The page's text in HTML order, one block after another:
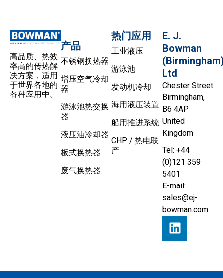
高品质、热效
率高的传热解
决方案，适用
于世界各地的
各种应用中。
产品
不锈钢换热器
增压空气冷却
器
游泳池热交换
器
液压油冷却器
板式换热器
废气换热器
热门应用
工业液压
游泳池
发动机冷却
海用液压装置
船用推进系统
CHP / 热电联
产
E. J.
Bowman
Ltd
Chester Street
Birmingham,
B6 4AP
United
Kingdom
Tel: +44
(0)121 359
5401
E-mail:
sales@ej-
bowman.com